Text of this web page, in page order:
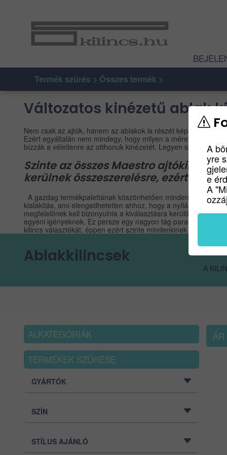
Termék szűrés > Összes termék >
Változatos kinézetű ablak
Nem csak az ajtók, hanem az ablakok is részét képezik a
Ezért egyáltalán nem mindegy, hogy milyen a méretük, színük,
bízzák a véletlenre az otthonuk kinézetét. Legyen szó
Szinte az összes Maestro
kerülnek összeszerelésre, ezért
A gazdag termékpalettának köszönhetően mindenki
kialakítás, ami elengedhetetlen ahhoz, hogy a nyílászárók
megfelelőnek kell bizonyulnia a kiválasztásra kerülő
egyéni igényeknek. Ez persze egy nagyon tág paraméter,
kilincs választékát, éppen ezért szinte mindenkinek lehetősége
Ablakkilincsek
A
ALKATEGÓRIÁK
TERMÉKEK SZŰRÉSE
GYÁRTÓK
SZÍN
STÍLUS AJÁNLÓ
A
yre
e
A